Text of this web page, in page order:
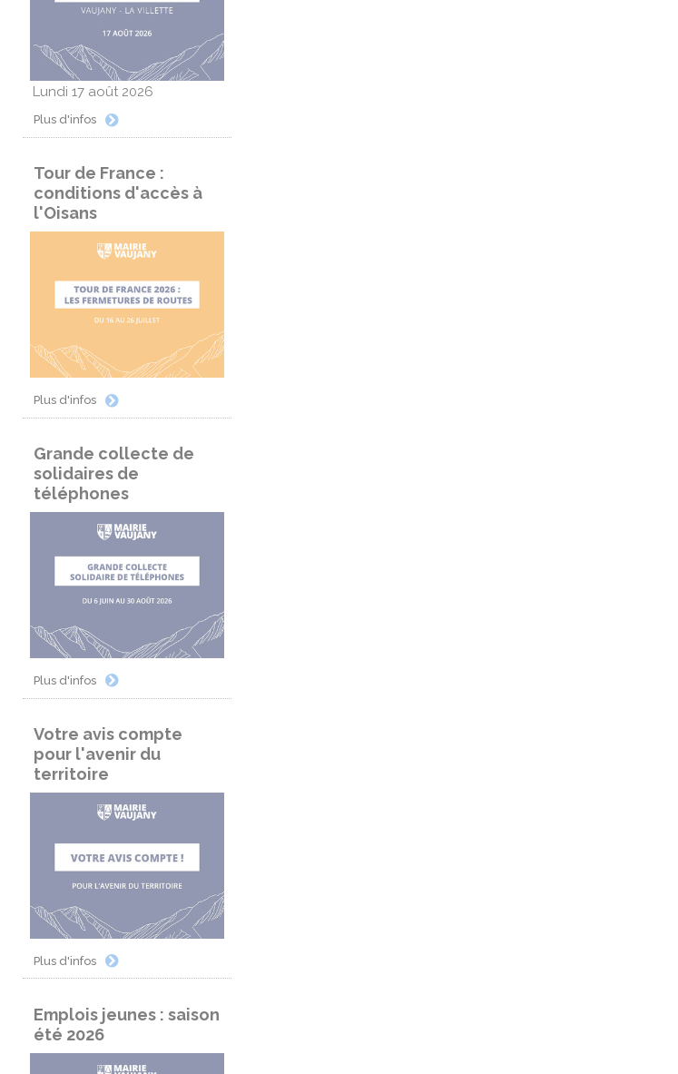
Lundi 17 août 2026
Plus d'infos
Tour de France :
conditions d'accès à
l'Oisans
Plus d'infos
Grande collecte de
solidaires de
téléphones
Plus d'infos
​Votre avis compte
pour l'avenir du
territoire
Plus d'infos
Emplois jeunes : saison
été 2026